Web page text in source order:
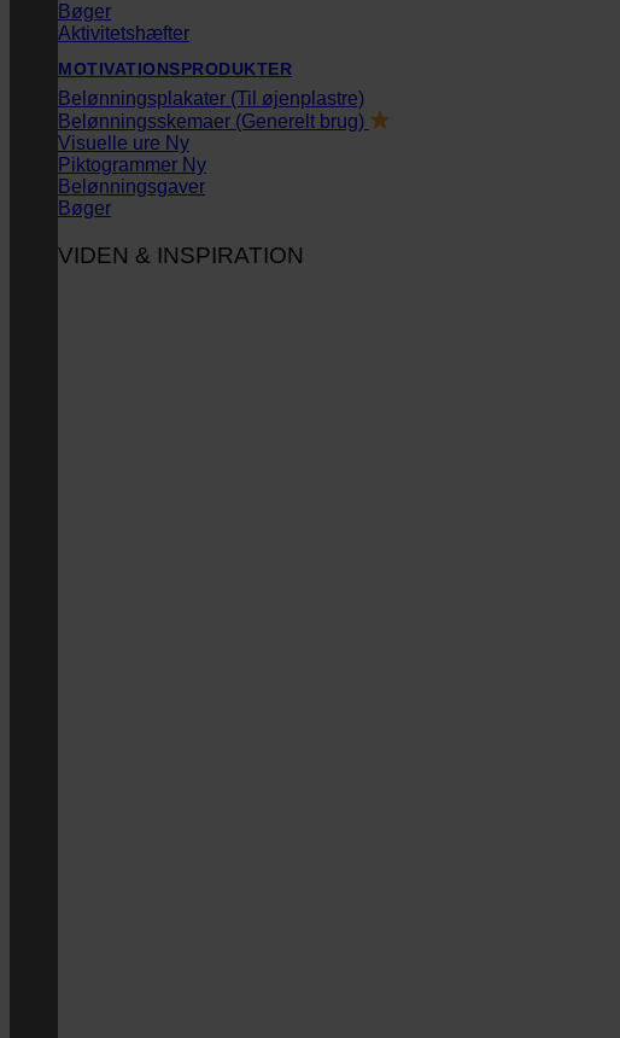
Bøger
Aktivitetshæfter
MOTIVATIONSPRODUKTER
Belønningsplakater (Til øjenplastre)
Belønningsskemaer (Generelt brug)
Visuelle ure
Piktogrammer
Belønningsgaver
Bøger
VIDEN & INSPIRATION